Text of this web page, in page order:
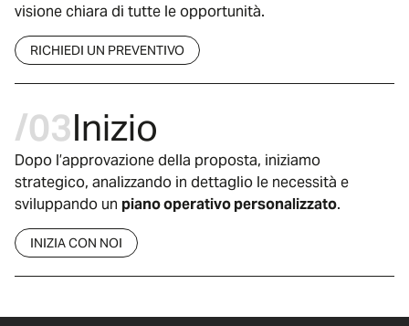
visione chiara di tutte le opportunità.
RICHIEDI UN PREVENTIVO
/03Inizio
Dopo l’approvazione della proposta, iniziamo
strategico, analizzando in dettaglio le necessità e
sviluppando un piano operativo personalizzato.
INIZIA CON NOI